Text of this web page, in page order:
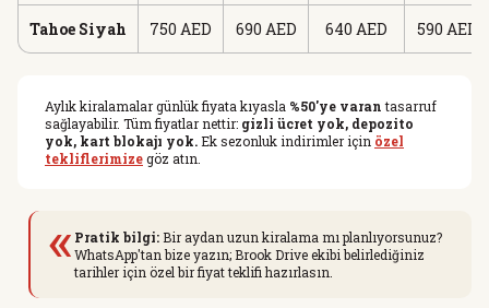
Tahoe Siyah 750 AED 690 AED 640 AED 590 AED
Aylık kiralamalar günlük fiyata kıyasla %50'ye varantasarruf
sağlayabilir. Tüm fiyatlar nettir: gizli ücret yok, depozito
yok, kart blokajı yok.Ek sezonluk indirimler için özel
tekliflerimizegöz atın.
« Pratik bilgi:Bir aydan uzun kiralama mı planlıyorsunuz?
WhatsApp'tan bize yazın; Brook Drive ekibi belirlediğiniz
tarihler için özel bir fiyat teklifi hazırlasın.